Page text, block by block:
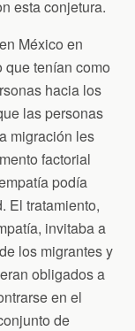
esta conjetura.
México en
que tenían como
hacia los
las personas
migración les
factorial
podía
El tratamiento,
invitaba a
los migrantes y
obligados a
en el
de